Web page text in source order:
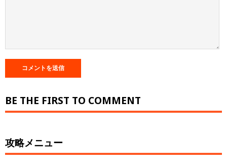
BE THE FIRST TO COMMENT
攻略メニュー